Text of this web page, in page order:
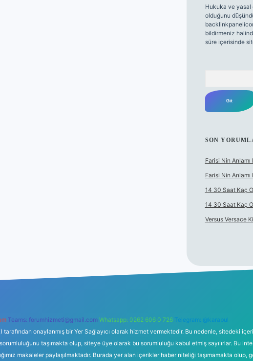
Hukuka ve yasal
olduğunu
bildirmeniz
süre içerisinde
SON
Farisi Nin Anlamı
Farisi Nin Anlamı
14 30 Saat Kaç
14 30 Saat Kaç
Versus Versace
Teams: forumhizmeti@gmail.com Whatsapp: 0262 606 0 726 Telegram: @karabul
onaylanmış bir Yer Sağlayıcı olarak hizmet vermektedir. Bu nedenle, sitedeki
taşımakta olup, siteye üye olarak bu sorumluluğu kabul etmiş sayılırlar. Bu
makaleler paylaşılmaktadır. Burada yer alan içerikler haber niteliği taşımamakta olup,